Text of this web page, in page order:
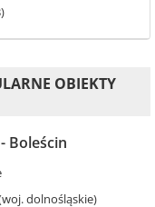
OBIEKTY
Boleścin
dolnośląskie)